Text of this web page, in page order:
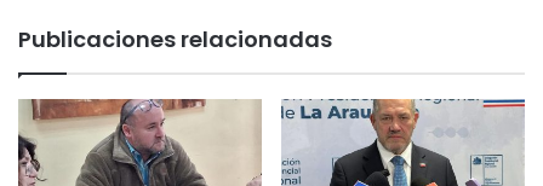
p
r
o
r
e
Publicaciones relacionadas